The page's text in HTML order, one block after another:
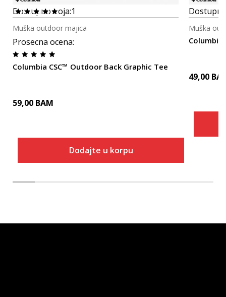
Dostupno boja:1
Prosecna ocena:
Columbia CSC™ Outdoor Back Graphic Tee
Muška outdoor majica
59,00 BAM
Dodajte u korpu
Columbia
Muška
49,00